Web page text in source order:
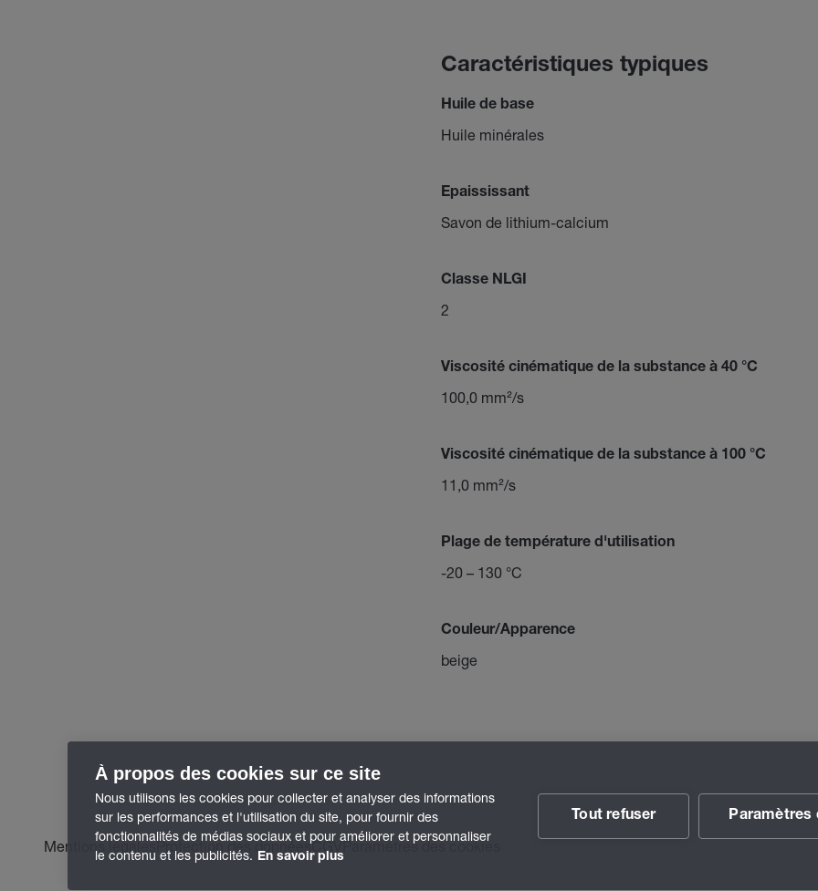
Caractéristiques typiques
Huile de base
Huile minérales
Epaississant
Savon de lithium-calcium
Classe NLGI
2
Viscosité cinématique de la substance à 40 °C
100,0 mm²/s
Viscosité cinématique de la substance à 100 °C
11,0 mm²/s
Plage de température d'utilisation
-20 – 130 °C
Couleur/Apparence
beige
Mentions légalesProtection des donnéesCGVParamètres des cookies
À propos des cookies sur ce site
Nous utilisons les cookies pour collecter et analyser des informations
sur les performances et l'utilisation du site, pour fournir des
fonctionnalités de médias sociaux et pour améliorer et personnaliser
le contenu et les publicités. En savoir plus
Tout refuser Paramètres